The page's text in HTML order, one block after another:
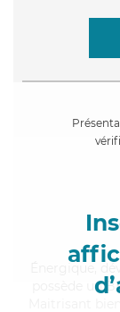
,
possède un